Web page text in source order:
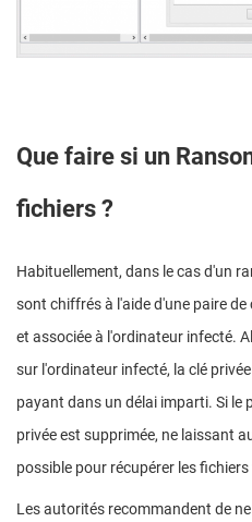
Que faire si un
fichiers ?
Habituellement, dans le cas d'un
sont chiffrés à l'aide d'une paire
et associée à l'ordinateur infecté.
sur l'ordinateur infecté, la clé
payant dans un délai imparti. Si le
privée est supprimée, ne laissant
possible pour récupérer les
Les autorités recommandent de